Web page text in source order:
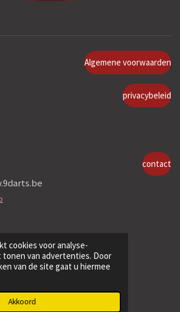
cookies voor analyse-
van advertenties. Door
van de site gaat u hiermee
Akkoord
Algemene voorwaarden
privacybeleid
contact